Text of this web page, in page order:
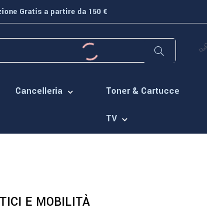
Gratis a partire da 150 €
Cancelleria Toner & Cartucce
TV
E MOBILITÀ